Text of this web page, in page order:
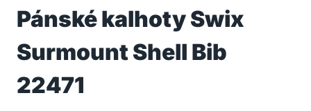
Pánské kalhoty Swix
Surmount Shell Bib
22471